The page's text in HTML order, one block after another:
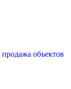
объектов